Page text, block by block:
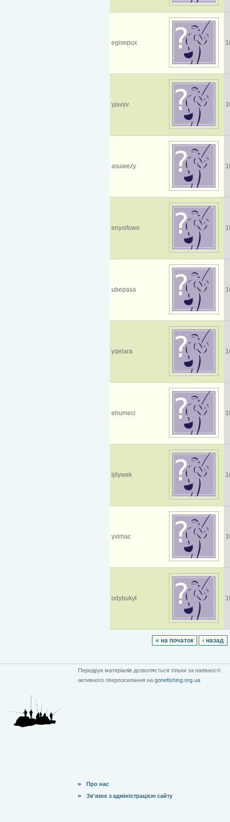
egisepux
yjavyv
asuwezy
enyxifowo
ubepasa
yqelara
ehumeci
ijilywek
yvimac
odybukyt
« на початок ‹ назад
Передрук матеріалів дозволяється тільки за наявності
активного гіперпосилання на gonefishing.org.ua
Про нас
Зв'язок з адміністрацією сайту